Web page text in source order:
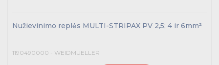
Nužievinimo replės MULTI-STRIPAX PV 2,5; 4 ir 6mm²
1190490000 - WEIDMUELLER